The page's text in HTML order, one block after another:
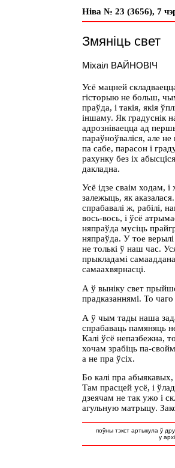
Ніва № 23 (3656), 7
Змяніць свет
Міхаіл ВАЙНОВІЧ
Усё мацней
гісторыю не больш,
праўда, і такія, якія
іншаму. Як градуснік
адрозніваецца ад
параўноўваліся, але
па сабе, парасон і
рахунку без іх
дакладна.
Усё ідзе сваім ходам, і
залежыць, як
спрабавалі ж, рабілі,
вось-вось, і ўсё
няпраўда мусіць
няпраўда. У тое верылі
не толькі ў наш час.
прыкладамі
самаахвярнасці.
А ў выніку свет
прадказаннямі. То
А ў чым тады наша
спрабаваць памяняць
Калі ўсё непазбежна,
хочам зрабіць па-
а не пра ўсіх.
Бо калі пра
Там прасцей усё, і
дзеячам не так ужо і
агульную матрыцу.
поўны тэкст артыкула ў
у